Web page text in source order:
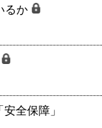
るか
全保障」